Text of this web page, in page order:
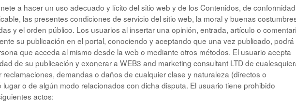
a hacer un uso adecuado y lícito del sitio web y de los Contenidos, de conformidad
las presentes condiciones de servicio del sitio web, la moral y buenas
y el orden público. Los usuarios al insertar una opinión, entrada, artículo o
su publicación en el portal, conociendo y aceptando que una vez publicado, podrá
que acceda al mismo desde la web o mediante otros métodos. El usuario acepta
de su publicación y exonerar a WEB3 and marketing consultant LTD de
demandas o daños de cualquier clase y naturaleza (directos o
o de algún modo relacionados con dicha disputa. El usuario tiene prohibido
actos: